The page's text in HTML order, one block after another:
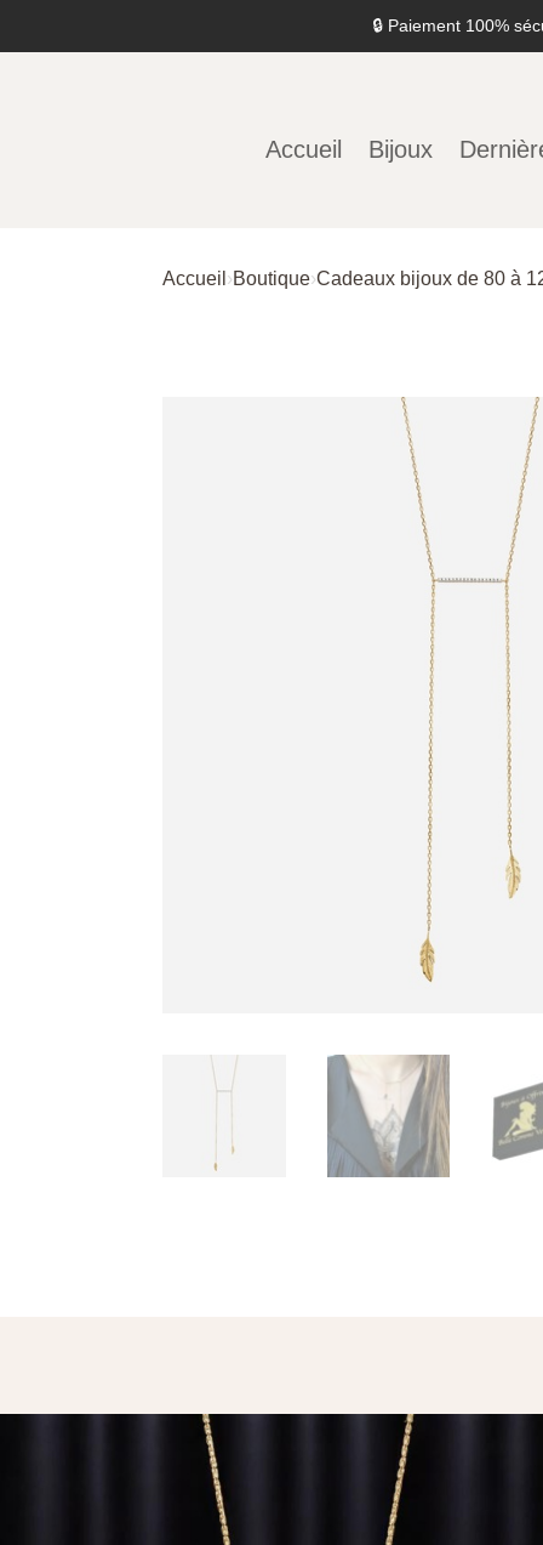
🔒 Paiement 100%
Accueil Bijoux
Accueil ›Boutique›Cadeaux bijoux de 80 à